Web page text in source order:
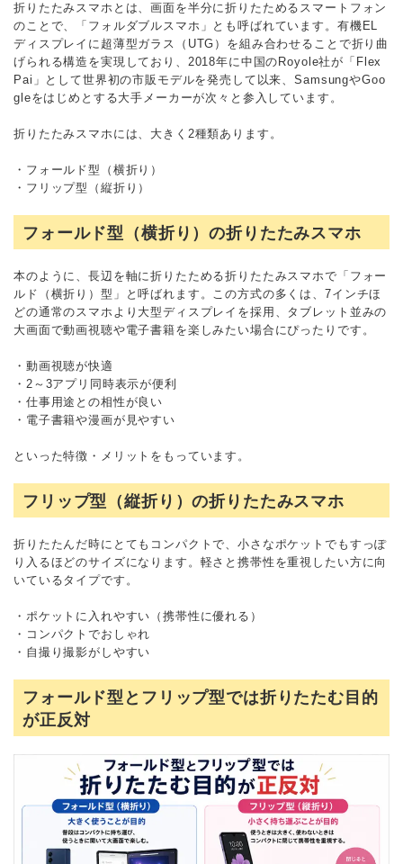
折りたたみスマホとは、画面を半分に折りたためるスマートフォン
のことで、「フォルダブルスマホ」とも呼ばれています。有機EL
ディスプレイに超薄型ガラス（UTG）を組み合わせることで折り曲
げられる構造を実現しており、2018年に中国のRoyole社が「Flex
Pai」として世界初の市販モデルを発売して以来、SamsungやGoo
gleをはじめとする大手メーカーが次々と参入しています。
折りたたみスマホには、大きく2種類あります。
・フォールド型（横折り）
・フリップ型（縦折り）
フォールド型（横折り）の折りたたみスマホ
本のように、長辺を軸に折りたためる折りたたみスマホで「フォー
ルド（横折り）型」と呼ばれます。この方式の多くは、7インチほ
どの通常のスマホより大型ディスプレイを採用、タブレット並みの
大画面で動画視聴や電子書籍を楽しみたい場合にぴったりです。
・動画視聴が快適
・2～3アプリ同時表示が便利
・仕事用途との相性が良い
・電子書籍や漫画が見やすい
といった特徴・メリットをもっています。
フリップ型（縦折り）の折りたたみスマホ
折りたたんだ時にとてもコンパクトで、小さなポケットでもすっぽ
り入るほどのサイズになります。軽さと携帯性を重視したい方に向
いているタイプです。
・ポケットに入れやすい（携帯性に優れる）
・コンパクトでおしゃれ
・自撮り撮影がしやすい
フォールド型とフリップ型では折りたたむ目的
が正反対